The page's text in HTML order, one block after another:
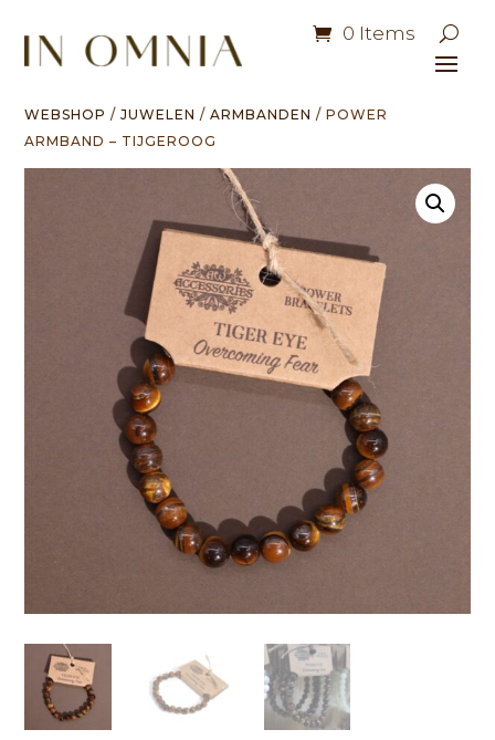
0 Items
WEBSHOP /JUWELEN /ARMBANDEN / POWER
ARMBAND – TIJGEROOG